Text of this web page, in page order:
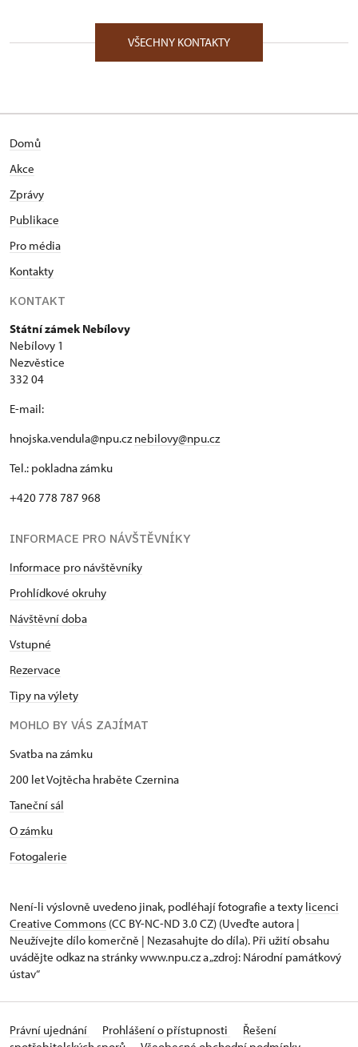
VŠECHNY KONTAKTY
Domů
Akce
Zprávy
Publikace
Pro média
Kontakty
KONTAKT
Státní zámek Nebílovy
Nebílovy 1
Nezvěstice
332 04
E-mail:
hnojska.vendula@npu.cznebilovy@npu.cz
Tel.: pokladna zámku
+420 778 787 968
INFORMACE PRO NÁVŠTĚVNÍKY
Informace pro návštěvníky
Prohlídkové okruhy
Návštěvní doba
Vstupné
Rezervace
Tipy na výlety
MOHLO BY VÁS ZAJÍMAT
Svatba na zámku
200 let Vojtěcha hraběte Czernina
Taneční sál
O zámku
Fotogalerie
Není-li výslovně uvedeno jinak, podléhají fotografie a texty licenci
Creative Commons (CC BY-NC-ND 3.0 CZ) (Uveďte autora |
Neužívejte dílo komerčně | Nezasahujte do díla). Při užití obsahu
uvádějte odkaz na stránky www.npu.cz a „zdroj: Národní památkový
ústav“
Právní ujednání Prohlášení o přístupnosti
Řešení